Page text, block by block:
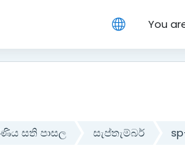
You
සති පාසල සැප්තැම්බර්